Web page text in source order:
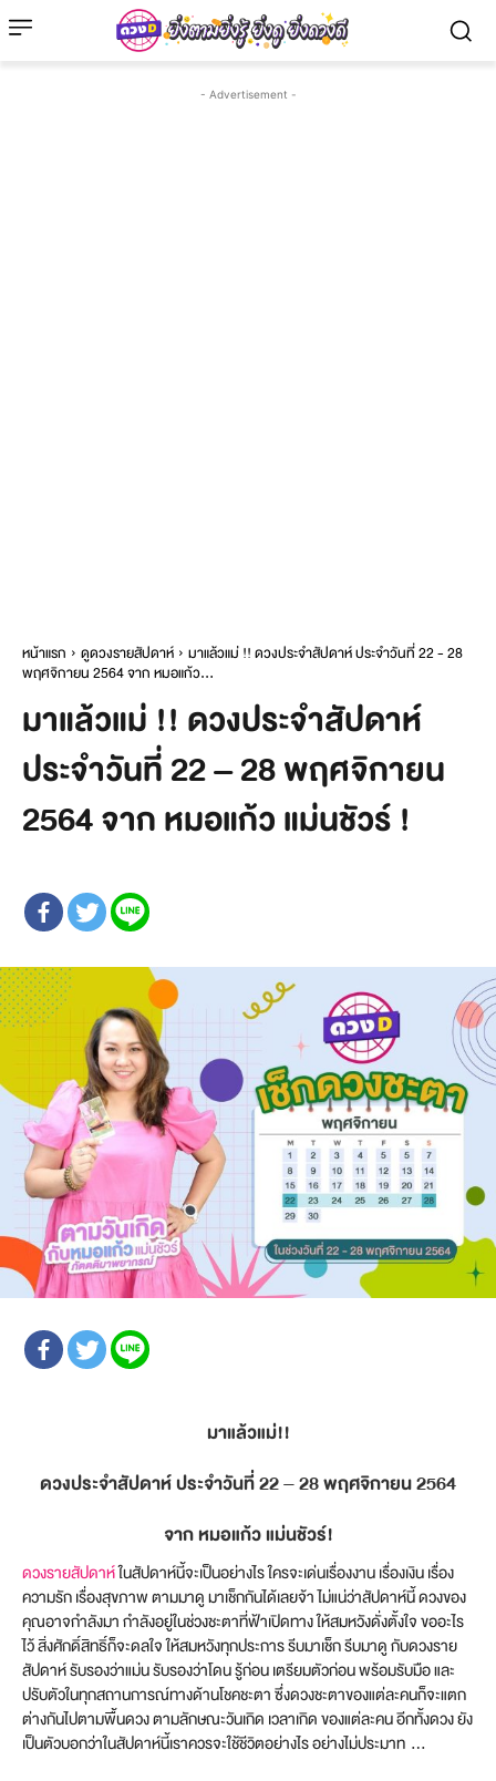
- Advertisement -
หน้าแรก ดูดวงรายสัปดาห์ มาแล้วแม่ !! ดวงประจำสัปดาห์ ประจำวันที่ 22 - 28
พฤศจิกายน 2564 จาก หมอแก้ว...
มาแล้วแม่ !! ดวงประจำสัปดาห์
ประจำวันที่ 22 – 28 พฤศจิกายน
2564 จาก หมอแก้ว แม่นชัวร์ !
มาแล้วแม่!!
ดวงประจำสัปดาห์ ประจำวันที่ 22 – 28 พฤศจิกายน 2564
จาก หมอแก้ว แม่นชัวร์!
ดวงรายสัปดาห์ในสัปดาห์นี้จะเป็นอย่างไร ใครจะเด่นเรื่องงาน เรื่องเงิน เรื่อง
ความรัก เรื่องสุขภาพ ตามมาดู มาเช็กกันได้เลยจ้า ไม่แน่ว่าสัปดาห์นี้ ดวงของ
คุณอาจกำลังมา กำลังอยู่ในช่วงชะตาที่ฟ้าเปิดทาง ให้สมหวังดั่งตั้งใจ ขออะไร
ไว้ สิ่งศักดิ์สิทธิ์ก็จะดลใจ ให้สมหวังทุกประการ รีบมาเช็ก รีบมาดู กับดวงราย
สัปดาห์ รับรองว่าแม่น รับรองว่าโดน รู้ก่อน เตรียมตัวก่อน พร้อมรับมือ และ
ปรับตัวในทุกสถานการณ์ทางด้านโชคชะตา ซึ่งดวงชะตาของแต่ละคนก็จะแตก
ต่างกันไปตามพื้นดวง ตามลักษณะวันเกิด เวลาเกิด ของแต่ละคน อีกทั้งดวง ยัง
เป็นตัวบอกว่าในสัปดาห์นี้เราควรจะใช้ชีวิตอย่างไร อย่างไม่ประมาท …